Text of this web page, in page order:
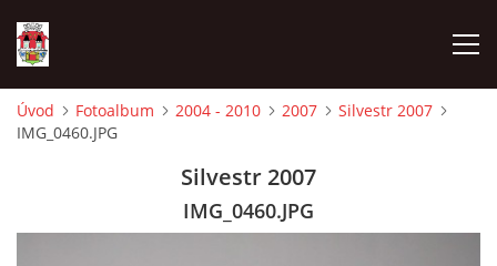
ÚVOD
Úvod Fotoalbum 2004 - 2010 2007
Silvestr 2007
IMG_0460.JPG
Silvestr 2007
IMG_0460.JPG